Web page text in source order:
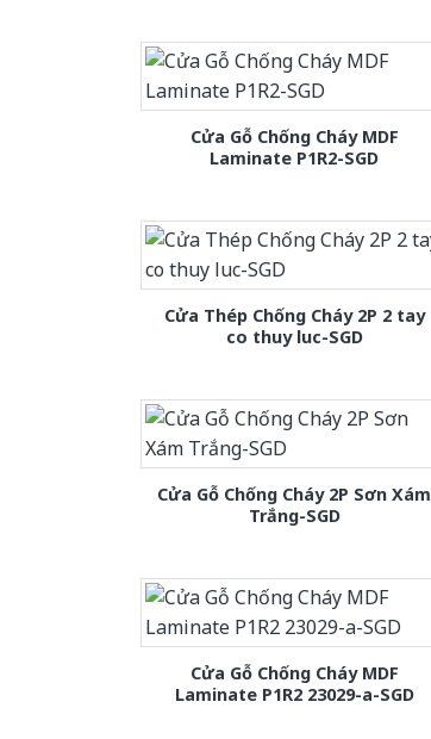
Cửa Gỗ Chống Cháy MDF
Laminate P1R2-SGD
Cửa Thép Chống Cháy 2P 2 tay
co thuy luc-SGD
Cửa Gỗ Chống Cháy 2P Sơn Xám
Trắng-SGD
Cửa Gỗ Chống Cháy MDF
Laminate P1R2 23029-a-SGD